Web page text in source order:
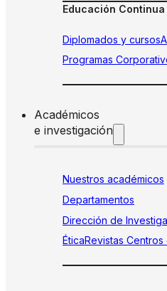
Educación Continua
Diplomados y cursos
Programas
Académicos
e investigación
Nuestros académicos
Departamentos
Dirección de
ÉticaRevistas Centros